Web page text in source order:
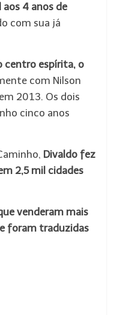
4 anos de
com sua já
centro espírita, o
com Nilson
2013. Os dois
cinco anos
Divaldo fez
2,5 mil cidades
venderam mais
foram traduzidas